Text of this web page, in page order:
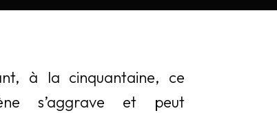
à la cinquantaine, ce
s’aggrave et peut